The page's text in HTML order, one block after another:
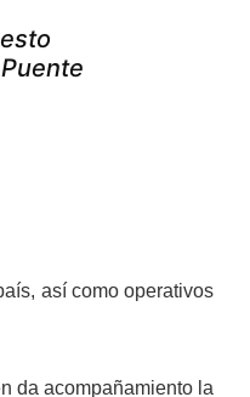
así como operativos
da acompañamiento la